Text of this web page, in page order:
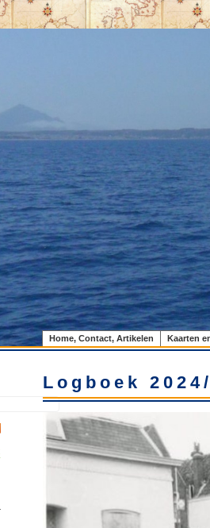
Home, Contact, Artikelen Kaarten
Logboek